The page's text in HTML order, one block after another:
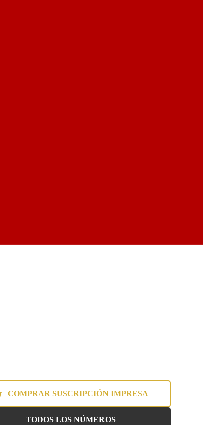
COMPRAR SUSCRIPCIÓN IMPRESA
TODOS LOS NÚMEROS